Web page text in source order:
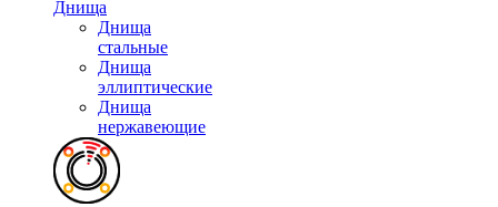
Днища
Днища
стальные
Днища
эллиптические
Днища
нержавеющие